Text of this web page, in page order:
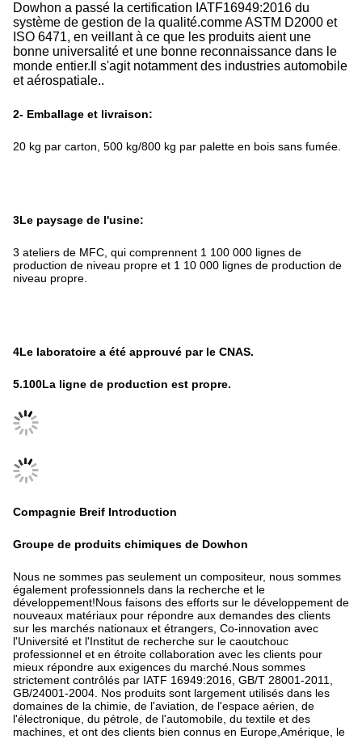
Dowhon a passé la certification IATF16949:2016 du
système de gestion de la qualité.comme ASTM D2000 et
ISO 6471, en veillant à ce que les produits aient une
bonne universalité et une bonne reconnaissance dans le
monde entier.Il s'agit notamment des industries automobile
et aérospatiale..
2- Emballage et livraison:
20 kg par carton, 500 kg/800 kg par palette en bois sans fumée.
3Le paysage de l'usine:
3 ateliers de MFC, qui comprennent 1 100 000 lignes de
production de niveau propre et 1 10 000 lignes de production de
niveau propre.
4Le laboratoire a été approuvé par le CNAS.
5.100La ligne de production est propre.
également professionnels dans la recherche et le
développement!Nous faisons des efforts sur le développement de
nouveaux matériaux pour répondre aux demandes des clients
sur les marchés nationaux et étrangers, Co-innovation avec
l'Université et l'Institut de recherche sur le caoutchouc
professionnel et en étroite collaboration avec les clients pour
mieux répondre aux exigences du marché.Nous sommes
strictement contrôlés par IATF 16949:2016, GB/T 28001-2011,
GB/24001-2004. Nos produits sont largement utilisés dans les
domaines de la chimie, de l'aviation, de l'espace aérien, de
l'électronique, du pétrole, de l'automobile, du textile et des
machines, et ont des clients bien connus en Europe,Amérique, le
Moyen-Orient et l'Asie du Sud-Est.